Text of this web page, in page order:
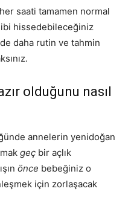
saati tamamen normal
hissedebileceğiniz
daha rutin ve tahmin
olduğunu nasıl
annelerin yenidoğan
geç bir açlık
önce bebeğiniz o
için zorlaşacak